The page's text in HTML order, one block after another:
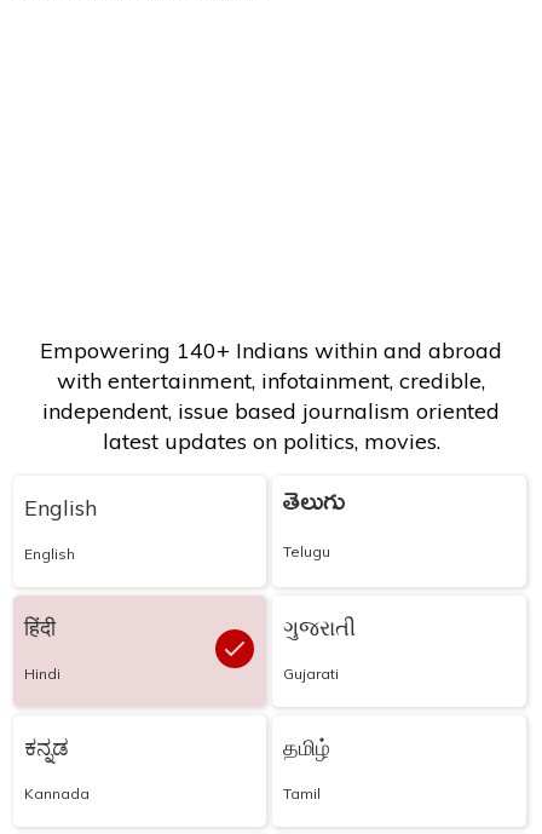
Empowering 140+ Indians within and abroad
with entertainment, infotainment, credible,
independent, issue based journalism oriented
latest updates on politics, movies.
English
English
తెలుగు
Telugu
हिंदी
Hindi
ગુજરાતી
Gujarati
ಕನ್ನಡ
Kannada
தமிழ்
Tamil